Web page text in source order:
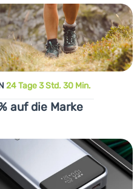
24 Tage 3 Std. 30 Min.
auf die Marke